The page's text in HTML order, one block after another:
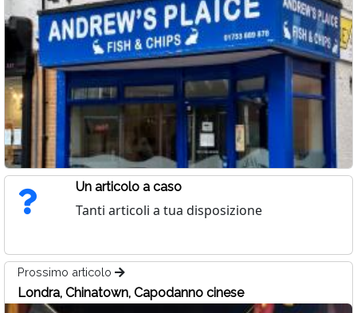
Un articolo a caso
Tanti articoli a tua disposizione
Prossimo articolo
Londra, Chinatown, Capodanno cinese